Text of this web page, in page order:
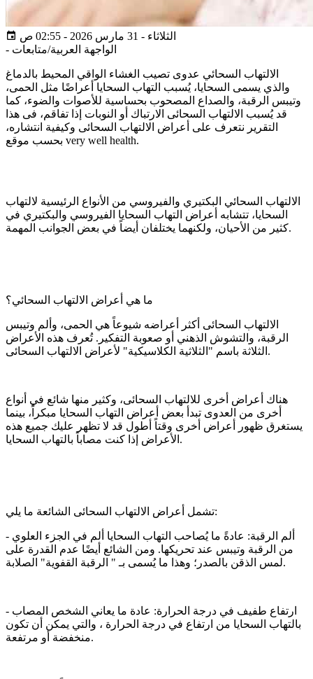
الثلاثاء - 31 مارس 2026 - 02:55 ص
- الواجهة العربية/متابعات
الالتهاب السحائي عدوى تصيب الغشاء الواقي المحيط بالدماغ
والذي يسمى السحايا، يُسبب التهاب السحايا أعراضًا مثل الحمى،
وتيبس الرقبة، والصداع المصحوب بحساسية للأصوات والضوء، كما
قد يُسبب الالتهاب السحائى الارتباك أو النوبات إذا تفاقم، فى هذا
التقرير نتعرف على أعراض الالتهاب السحائى وكيفية انتشاره،
بحسب موقع very well health.
الالتهاب السحائي البكتيري والفيروسي من الأنواع الرئيسية لالتهاب
السحايا، تتشابه أعراض التهاب السحايا الفيروسي والبكتيري في
كثير من الأحيان، ولكنهما يختلفان أيضاً في بعض الجوانب المهمة.
ما هي أعراض الالتهاب السحائي؟
الالتهاب السحائى أكثر أعراضه شيوعاً هي الحمى، وألم وتيبس
الرقبة، والتشوش الذهني أو صعوبة التفكير. تُعرف هذه الأعراض
الثلاثة باسم "الثلاثية الكلاسيكية" لأعراض الالتهاب السحائى.
هناك أعراض أخرى للالتهاب السحائى، وكثير منها شائع في أنواع
أخرى من العدوى تبدأ بعض أعراض التهاب السحايا مبكراً، بينما
يستغرق ظهور أعراض أخرى وقتاً أطول قد لا تظهر عليك جميع هذه
الأعراض إذا كنت مصاباً بالتهاب السحايا.
تشمل أعراض الالتهاب السحائى الشائعة ما يلي:
- ألم الرقبة: عادةً ما يُصاحب التهاب السحايا ألم في الجزء العلوي
من الرقبة وتيبس عند تحريكها. ومن الشائع أيضًا عدم القدرة على
لمس الذقن بالصدر؛ وهذا ما يُسمى بـ " الرقبة القفوية" الصلابة.
- ارتفاع طفيف في درجة الحرارة: عادة ما يعاني الشخص المصاب
بالتهاب السحايا من ارتفاع في درجة الحرارة ، والتي يمكن أن تكون
منخفضة أو مرتفعة.